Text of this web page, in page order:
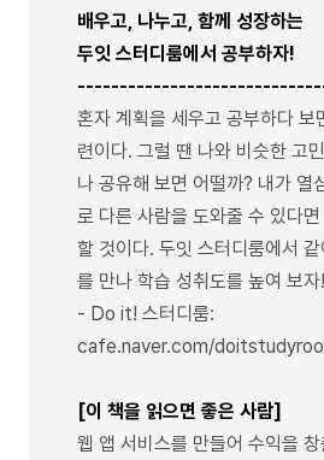
배우고, 나누고, 함께 성장하는
두잇 스터디룸에서 공부하자!
혼자 계획을 세우고 공부하다 보
련이다. 그럴 땐 나와 비슷한 고
나 공유해 보면 어떨까? 내가 열
로 다른 사람을 도와줄 수 있다
할 것이다. 두잇 스터디룸에서
를 만나 학습 성취도를 높여 보자!
- Do it! 스터디룸:
cafe.naver.com/
[이 책을 읽으면 좋은 사람]
웹 앱 서비스를 만들어 수익을